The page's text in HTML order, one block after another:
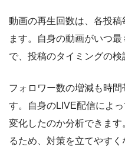
動画の再生回数は、各投
ます。自身の動画がいつ
で、投稿のタイミングの検
フォロワー数の増減も時
す。自身のLIVE配信によ
変化したのか分析できま
るため、対策を立てやすく